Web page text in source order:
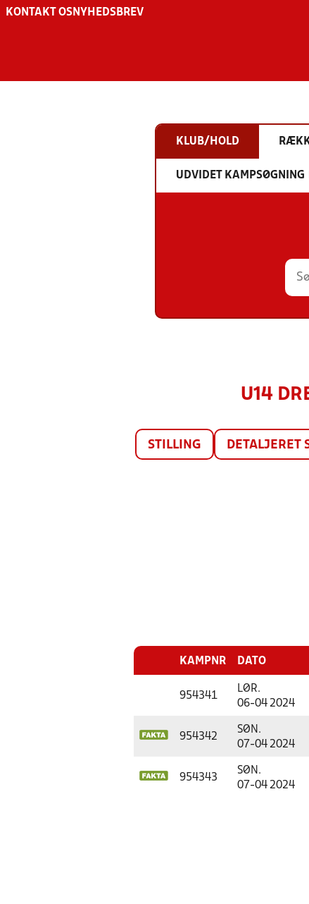
KONTAKT OS NYHEDSBREV
KLUB/HOLD
UDVIDET KAMPSØGNING
U14
STILLING DETALJERET
KAMPNR DATO
954341
LØR.
06-04 2024
954342
SØN.
07-04 2024
954343
SØN.
07-04 2024